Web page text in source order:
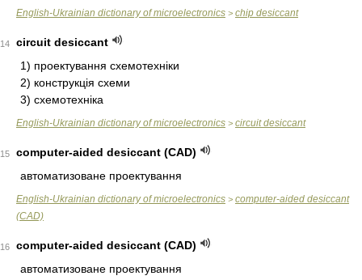
English-Ukrainian dictionary of microelectronics > chip desiccant
14
circuit desiccant
1) проектування схемотехніки
2) конструкція схеми
3) схемотехніка
English-Ukrainian dictionary of microelectronics > circuit desiccant
15
computer-aided desiccant (CAD)
автоматизоване проектування
English-Ukrainian dictionary of microelectronics > computer-aided desiccant
(CAD)
16
computer-aided desiccant (CAD)
автоматизоване проектування